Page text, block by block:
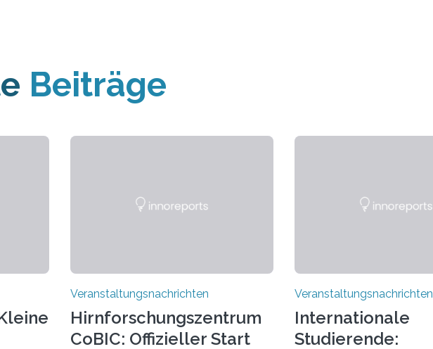
Beiträge
Veranstaltungsnachrichten
Hirnforschungszentrum
CoBIC: Offizieller Start
Veranstaltungsnachrichten
Internationale
Studierende: